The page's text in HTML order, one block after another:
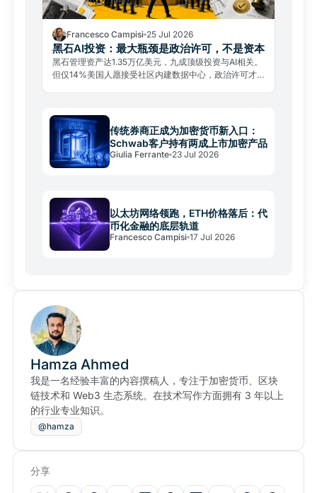
Francesco Campisi 25 Jul 2026
黑石AI投资：最大瓶颈是政治许可，不是资本
黑石管理资产达1.35万亿美元，九成顶级投资与AI相关。
但仅14%美国人愿接受社区内建数据中心，政治许可才
传统券商正成为加密货币新入口：
Schwab客户持有两成上市加密产品
Giulia Ferrante 23 Jul 2026
以太坊网络领跑，ETH价格落后：代
币化金融的底层轨道
Francesco Campisi 17 Jul 2026
Hamza Ahmed
我是一名经验丰富的内容撰稿人，专注于加密货币、区块
链技术和 Web3 生态系统。在技术写作方面拥有 3 年以上
的行业专业知识。
@hamza
分享